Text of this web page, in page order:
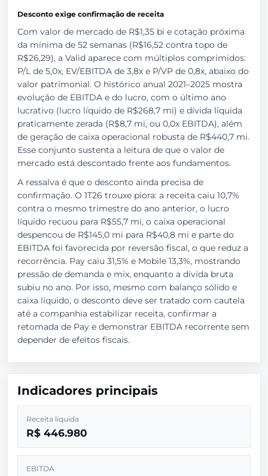
Desconto exige confirmação de receita
Com valor de mercado de R$1,35 bi e cotação próxima
da mínima de 52 semanas (R$16,52 contra topo de
R$26,29), a Valid aparece com múltiplos comprimidos:
P/L de 5,0x, EV/EBITDA de 3,8x e P/VP de 0,8x, abaixo do
valor patrimonial. O histórico anual 2021–2025 mostra
evolução de EBITDA e do lucro, com o último ano
lucrativo (lucro líquido de R$268,7 mi) e dívida líquida
praticamente zerada (R$8,7 mi, ou 0,0x EBITDA), além
de geração de caixa operacional robusta de R$440,7 mi.
Esse conjunto sustenta a leitura de que o valor de
mercado está descontado frente aos fundamentos.
A ressalva é que o desconto ainda precisa de
confirmação. O 1T26 trouxe piora: a receita caiu 10,7%
contra o mesmo trimestre do ano anterior, o lucro
líquido recuou para R$55,7 mi, o caixa operacional
despencou de R$145,0 mi para R$40,8 mi e parte do
EBITDA foi favorecida por reversão fiscal, o que reduz a
recorrência. Pay caiu 31,5% e Mobile 13,3%, mostrando
pressão de demanda e mix, enquanto a dívida bruta
subiu no ano. Por isso, mesmo com balanço sólido e
caixa líquido, o desconto deve ser tratado com cautela
até a companhia estabilizar receita, confirmar a
retomada de Pay e demonstrar EBITDA recorrente sem
depender de efeitos fiscais.
Indicadores principais
Receita líquida
R$ 446.980
EBITDA